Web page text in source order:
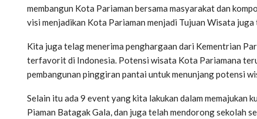
membangun Kota Pariaman bersama masyarakat dan
visi menjadikan Kota Pariaman menjadi Tujuan Wisata
Kita juga telag menerima penghargaan dari Kementrian
terfavorit di Indonesia. Potensi wisata Kota Pariamana
pembangunan pinggiran pantai untuk menunjang potensi
Selain itu ada 9 event yang kita lakukan dalam memajukan
Piaman Batagak Gala, dan juga telah mendorong sekolah